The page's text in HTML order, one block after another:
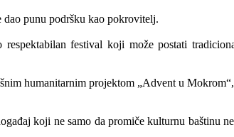
punu podršku kao pokrovitelj.
festival koji može postati
humanitarnim projektom „Advent u
koji ne samo da promiče kulturnu baštinu